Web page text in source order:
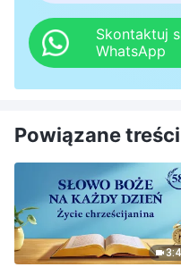
Skontaktuj
WhatsApp
Powiązane treści